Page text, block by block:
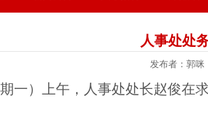
人事处处
发布者：郭
一）上午，人事处处长赵俊在